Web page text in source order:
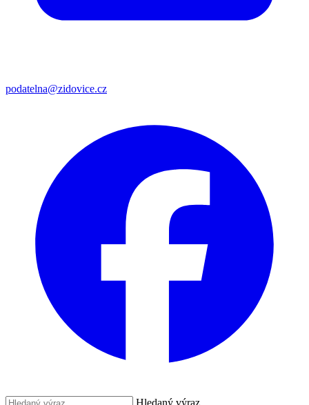
podatelna@zidovice.cz
Hledaný výraz